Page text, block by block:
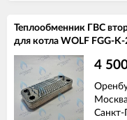
Теплообменник ГВС
для котла WOLF FGG-K-
4
Санкт-